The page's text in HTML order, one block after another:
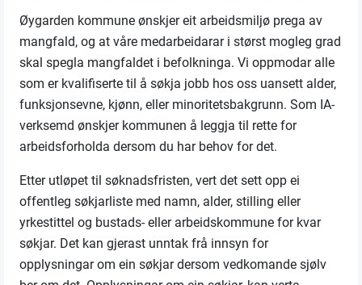
Øygarden kommune ønskjer eit arbeidsmiljø prega av
mangfald, og at våre medarbeidarar i størst mogleg grad
skal spegla mangfaldet i befolkninga. Vi oppmodar alle
som er kvalifiserte til å søkja jobb hos oss uansett alder,
funksjonsevne, kjønn, eller minoritetsbakgrunn. Som IA-
verksemd ønskjer kommunen å leggja til rette for
arbeidsforholda dersom du har behov for det.
Etter utløpet til søknadsfristen, vert det sett opp ei
offentleg søkjarliste med namn, alder, stilling eller
yrkestittel og bustads- eller arbeidskommune for kvar
søkjar. Det kan gjerast unntak frå innsyn for
opplysningar om ein søkjar dersom vedkomande sjølv